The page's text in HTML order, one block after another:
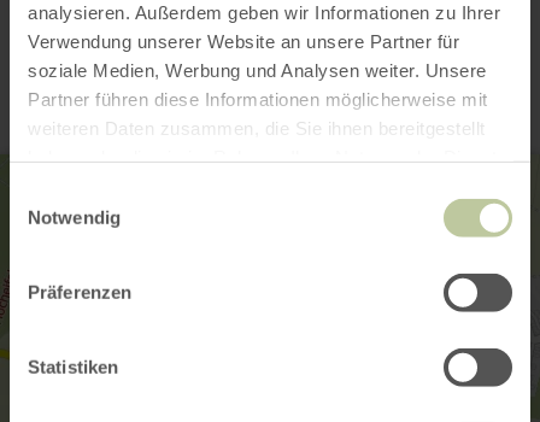
analysieren. Außerdem geben wir Informationen zu Ihrer
Verwendung unserer Website an unsere Partner für
soziale Medien, Werbung und Analysen weiter. Unsere
Partner führen diese Informationen möglicherweise mit
weiteren Daten zusammen, die Sie ihnen bereitgestellt
Notwendig
Präferenzen
Statistiken
Contact